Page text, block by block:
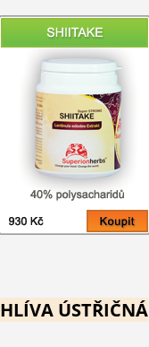
HLÍVA ÚSTŘIČNÁ